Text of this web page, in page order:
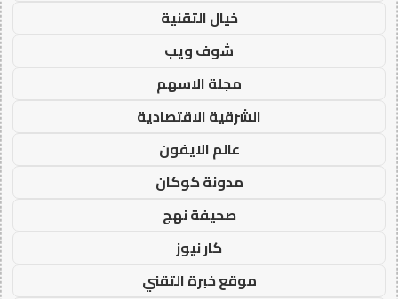
خيال التقنية
شوف ويب
مجلة الاسهم
الشرقية الاقتصادية
عالم الايفون
مدونة كوكان
صحيفة نهج
كار نيوز
موقع خبرة التقني